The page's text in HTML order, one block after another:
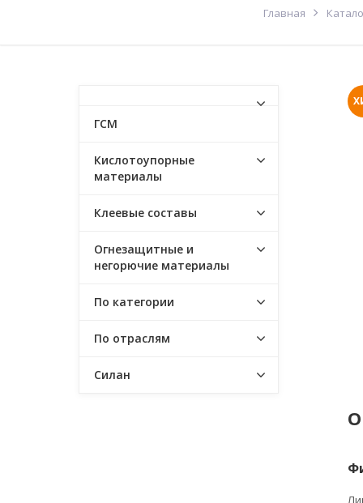
Главная
ГСМ
Кислотоупорные
материалы
Клеевые составы
Огнезащитные и
негорючие материалы
По категории
По отраслям
Силан